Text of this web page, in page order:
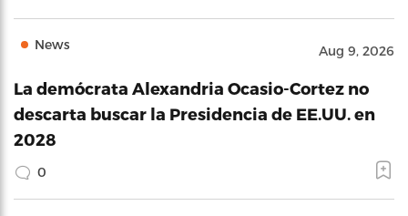
News Aug 9, 2026
La demócrata Alexandria Ocasio-Cortez no
descarta buscar la Presidencia de EE.UU. en
2028
0